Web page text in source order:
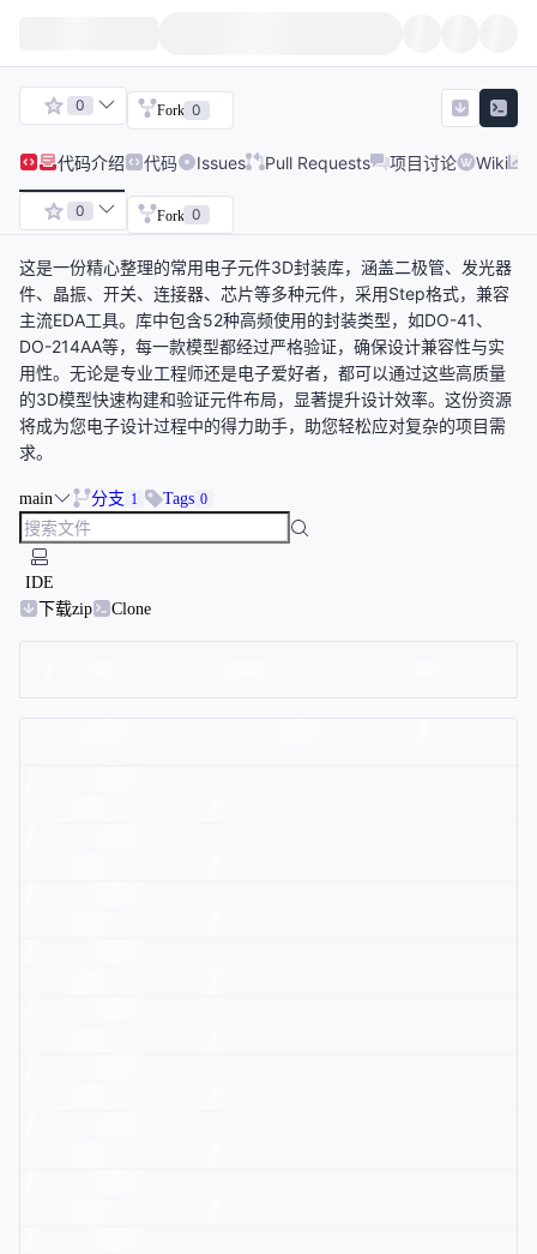
0 Fork 0
代码介绍 代码 Issues Pull Requests 项目讨论 Wiki
0 Fork 0
这是一份精心整理的常用电子元件3D封装库，涵盖二极管、发光器
件、晶振、开关、连接器、芯片等多种元件，采用Step格式，兼容
主流EDA工具。库中包含52种高频使用的封装类型，如DO-41、
DO-214AA等，每一款模型都经过严格验证，确保设计兼容性与实
用性。无论是专业工程师还是电子爱好者，都可以通过这些高质量
的3D模型快速构建和验证元件布局，显著提升设计效率。这份资源
将成为您电子设计过程中的得力助手，助您轻松应对复杂的项目需
求。
main 分支 1 Tags 0
IDE
下载zip
Clone